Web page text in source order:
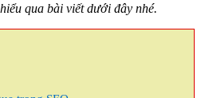
qua bài viết dưới đây nhé.